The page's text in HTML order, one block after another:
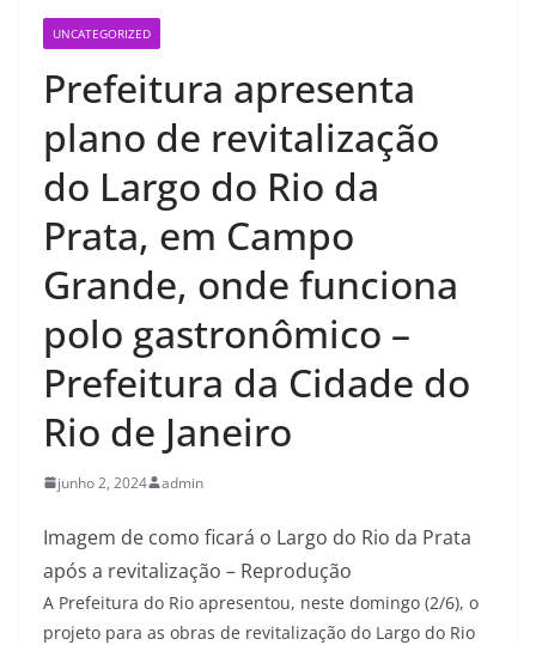
UNCATEGORIZED
Prefeitura apresenta
plano de revitalização
do Largo do Rio da
Prata, em Campo
Grande, onde funciona
polo gastronômico –
Prefeitura da Cidade do
Rio de Janeiro
junho 2, 2024 admin
Imagem de como ficará o Largo do Rio da Prata
após a revitalização – Reprodução
A Prefeitura do Rio apresentou, neste domingo (2/6), o
projeto para as obras de revitalização do Largo do Rio